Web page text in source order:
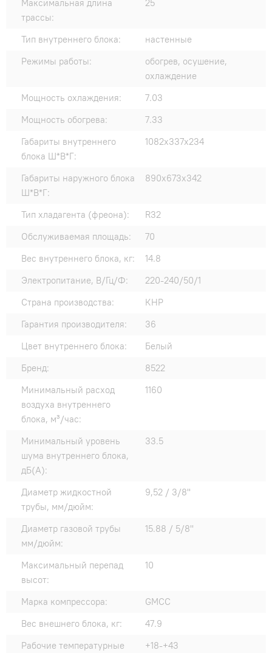
Максимальная длина
трассы:
25
Тип внутреннего блока:
настенные
Режимы работы:
обогрев, осушение,
охлаждение
Мощность охлаждения:
7.03
Мощность обогрева:
7.33
Габариты внутреннего
блока Ш*В*Г:
1082x337x234
Габариты наружного блока
Ш*В*Г:
890x673x342
Тип хладагента (фреона):
R32
Обслуживаемая площадь:
70
Вес внутреннего блока, кг:
14.8
Электропитание, В/Гц/Ф:
220-240/50/1
Страна производства:
КНР
Гарантия производителя:
36
Цвет внутреннего блока:
Белый
Бренд:
8522
Минимальный расход
воздуха внутреннего
блока, м³/час:
1160
Минимальный уровень
шума внутреннего блока,
дБ(А):
33.5
Диаметр жидкостной
трубы, мм/дюйм:
9,52 / 3/8"
Диаметр газовой трубы
мм/дюйм:
15.88 / 5/8"
Максимальный перепад
высот:
10
Марка компрессора:
GMCC
Вес внешнего блока, кг:
47.9
Рабочие температурные
+18-+43